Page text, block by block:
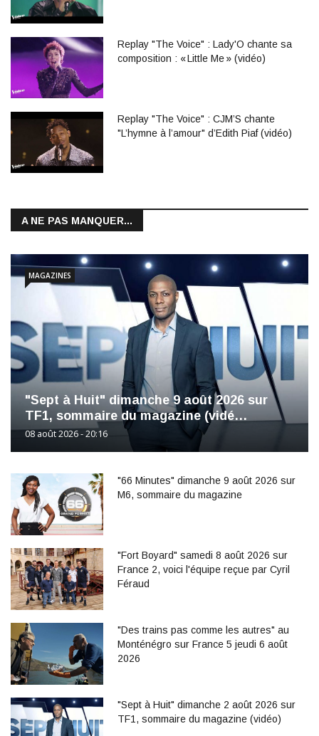
Replay "The Voice" : Lady'O chante sa
composition : « Little Me » (vidéo)
Replay "The Voice" : CJM’S chante
"L’hymne à l’amour" d’Edith Piaf (vidéo)
A NE PAS MANQUER...
"Sept à Huit" dimanche 9 août 2026 sur
TF1, sommaire du magazine (vidé…
08 août 2026 - 20:16
MAGAZINES
"66 Minutes" dimanche 9 août 2026 sur
M6, sommaire du magazine
"Fort Boyard" samedi 8 août 2026 sur
France 2, voici l'équipe reçue par Cyril
Féraud
"Des trains pas comme les autres" au
Monténégro sur France 5 jeudi 6 août
2026
"Sept à Huit" dimanche 2 août 2026 sur
TF1, sommaire du magazine (vidéo)